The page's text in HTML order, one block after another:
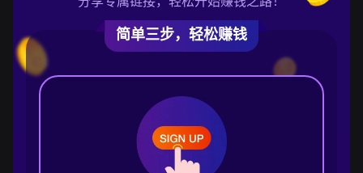
简单三步，轻松赚钱